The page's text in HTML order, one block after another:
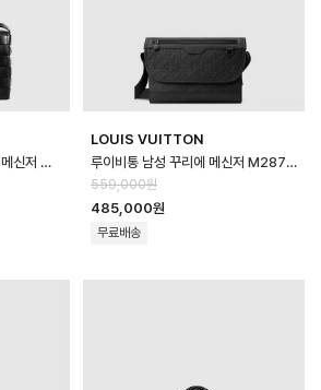
보테가 베네타 남성 오르토 메신저 백 - Bottega veneta Mens Ortho M…
LOUIS VUITTON
루이비통 남성 꾸리에 메신저 M28781 - Louis vuitton Mens Courie…
559,000원
485,000원
무료배송